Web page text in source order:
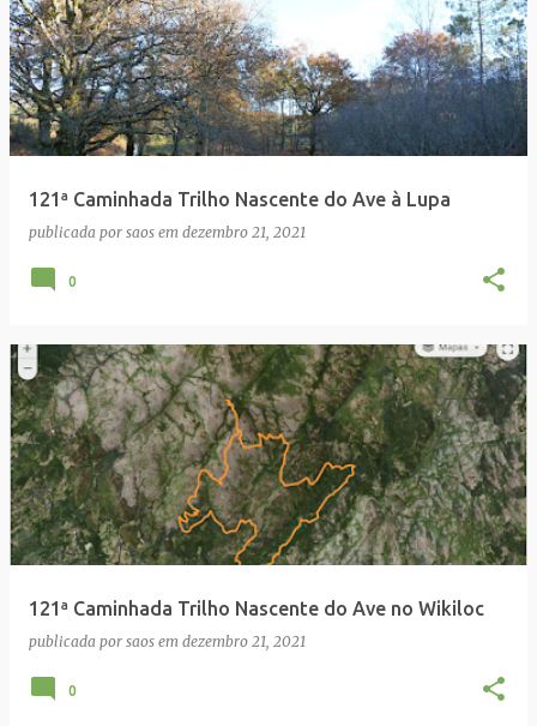
121ª Caminhada Trilho Nascente do Ave à Lupa
publicada por saos em dezembro 21, 2021
0
121ª Caminhada Trilho Nascente do Ave no Wikiloc
publicada por saos em dezembro 21, 2021
0